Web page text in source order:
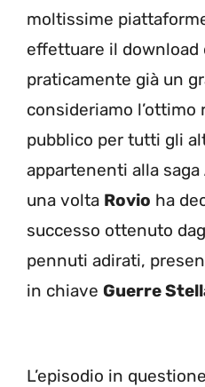
moltissime
effettuare il download
praticamente già un
consideriamo
pubblico per tutti gli
appartenenti alla saga
una volta Rovio ha
successo ottenuto
pennuti adirati,
in chiave Guerre
L’episodio in